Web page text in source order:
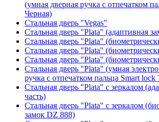
(умная дверная ручка с отпечатком
Черная)
Стальная дверь "Vegas"
Стальная дверь "Plata" (адаптивная
Стальная дверь "Plata"
Стальная дверь "Plata"
Стальная дверь "Plata"
Стальная дверь "Plata" (умная
ручка с отпечатком пальца Smart lock
Стальная дверь "Plata" с зеркалом
часть)
Стальная дверь "Plata" с зеркалом
замок DZ 888)